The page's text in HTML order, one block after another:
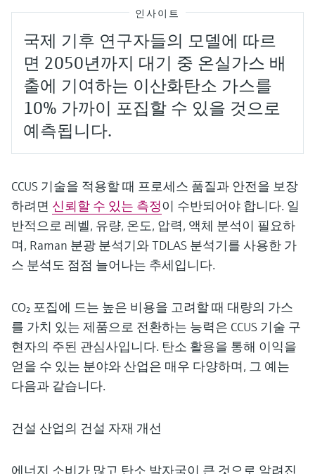
인사이트
국제 기후 연구자들의 모델에 따르
면 2050년까지 대기 중 온실가스 배
출에 기여하는 이산화탄소 가스를
10% 가까이 포집할 수 있을 것으로
예측됩니다.
CCUS 기술을 적용할 때 프로세스 품질과 안전을 보장
하려면 신뢰할 수 있는 측정이 수반되어야 합니다. 일
반적으로 레벨, 유량, 온도, 압력, 액체 분석이 필요하
며, Raman 분광 분석기와 TDLAS 분석기를 사용한 가
스 분석도 점점 늘어나는 추세입니다.
CO₂ 포집에 드는 높은 비용을 고려할 때 대량의 가스
를 가치 있는 제품으로 전환하는 능력은 CCUS 기술 구
현자의 주된 관심사입니다. 탄소 활용을 통해 이익을
얻을 수 있는 분야와 산업은 매우 다양하며, 그 예는
다음과 같습니다.
건설 산업의 건설 자재 개선
에너지 소비가 많고 탄소 발자국이 큰 것으로 알려진